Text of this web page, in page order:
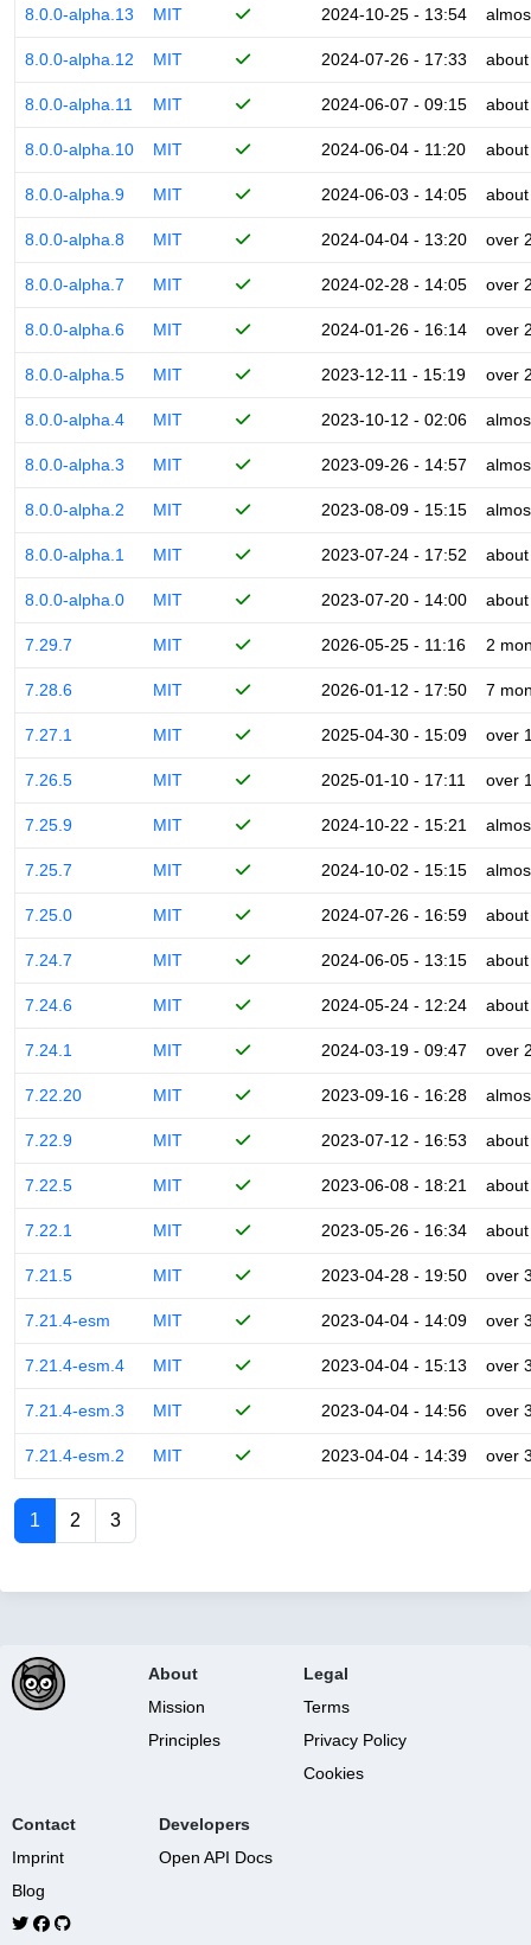
8.0.0-alpha.13 MIT 2024-10-25 - 13:54
8.0.0-alpha.12 MIT 2024-07-26 - 17:33
8.0.0-alpha.11 MIT 2024-06-07 - 09:15
8.0.0-alpha.10 MIT 2024-06-04 - 11:20
8.0.0-alpha.9 MIT 2024-06-03 - 14:05
8.0.0-alpha.8 MIT 2024-04-04 - 13:20 over
8.0.0-alpha.7 MIT 2024-02-28 - 14:05 over
8.0.0-alpha.6 MIT 2024-01-26 - 16:14 over
8.0.0-alpha.5 MIT 2023-12-11 - 15:19 over
8.0.0-alpha.4 MIT 2023-10-12 - 02:06
8.0.0-alpha.3 MIT 2023-09-26 - 14:57
8.0.0-alpha.2 MIT 2023-08-09 - 15:15
8.0.0-alpha.1 MIT 2023-07-24 - 17:52
8.0.0-alpha.0 MIT 2023-07-20 - 14:00
7.29.7 MIT 2026-05-25 - 11:16 2
7.28.6 MIT 2026-01-12 - 17:50 7
7.27.1 MIT 2025-04-30 - 15:09 over
7.26.5 MIT 2025-01-10 - 17:11 over
7.25.9 MIT 2024-10-22 - 15:21
7.25.7 MIT 2024-10-02 - 15:15
7.25.0 MIT 2024-07-26 - 16:59
7.24.7 MIT 2024-06-05 - 13:15
7.24.6 MIT 2024-05-24 - 12:24
7.24.1 MIT 2024-03-19 - 09:47 over
7.22.20 MIT 2023-09-16 - 16:28
7.22.9 MIT 2023-07-12 - 16:53
7.22.5 MIT 2023-06-08 - 18:21
7.22.1 MIT 2023-05-26 - 16:34
7.21.5 MIT 2023-04-28 - 19:50 over
7.21.4-esm MIT 2023-04-04 - 14:09 over
7.21.4-esm.4 MIT 2023-04-04 - 15:13 over
7.21.4-esm.3 MIT 2023-04-04 - 14:56 over
7.21.4-esm.2 MIT 2023-04-04 - 14:39 over
1 2 3
About
Mission
Principles
Legal
Terms
Privacy Policy
Cookies
Contact
Imprint
Blog
Developers
Open API Docs